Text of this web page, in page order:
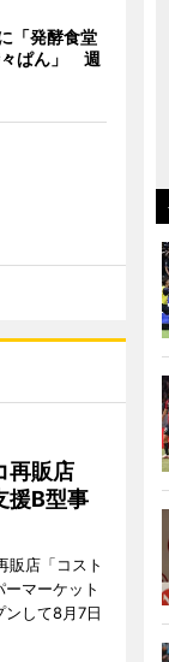
「発酵食堂
々ぱん」 週
再販店
援B型事
販店「コスト
マーケット
ンして8月7日